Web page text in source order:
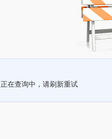
正在查询中，请刷新重试